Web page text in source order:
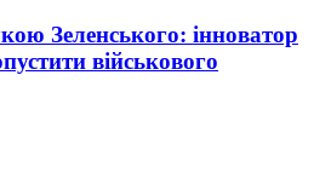
Зеленського: інноватор
військового